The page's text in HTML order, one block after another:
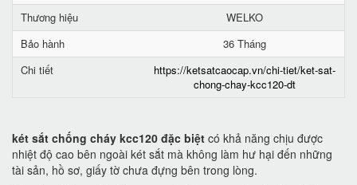
Thương hiệu
WELKO
Bảo hành
36 Tháng
Chi tiết
https://ketsatcaocap.vn/chi-tiet/ket-sat-
chong-chay-kcc120-dt
két sắt chống cháy kcc120 đặc biệt có khả năng chịu được
nhiệt độ cao bên ngoài két sắt mà không làm hư hại đến những
tài sản, hồ sơ, giấy tờ chưa đựng bên trong lòng.